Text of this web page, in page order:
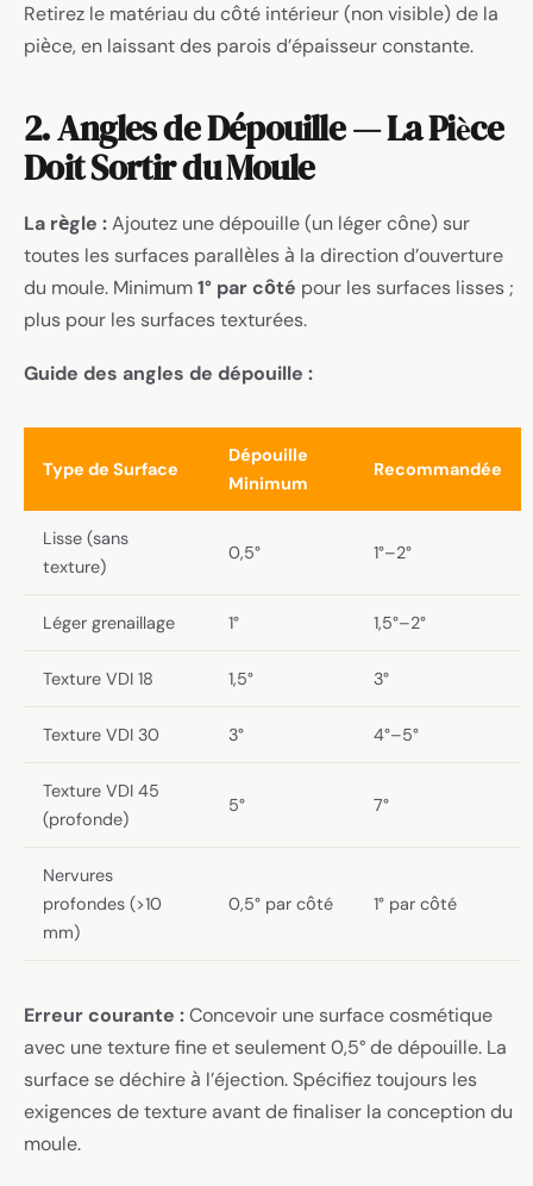
Retirez le matériau du côté intérieur (non visible) de la
pièce, en laissant des parois d’épaisseur constante.
2. Angles de Dépouille — La Pièce
Doit Sortir du Moule
La règle :Ajoutez une dépouille (un léger cône) sur
toutes les surfaces parallèles à la direction d’ouverture
du moule. Minimum1° par côté pour les surfaces lisses ;
plus pour les surfaces texturées.
Guide des angles de dépouille :
Type de Surface
Dépouille
Minimum
Recommandée
Lisse (sans
texture)
0,5° 1°–2°
Léger grenaillage 1° 1,5°–2°
Texture VDI 18 1,5° 3°
Texture VDI 30 3° 4°–5°
Texture VDI 45
(profonde)
5° 7°
Nervures
profondes (>10
mm)
0,5° par côté 1° par côté
Erreur courante :Concevoir une surface cosmétique
avec une texture fine et seulement 0,5° de dépouille. La
surface se déchire à l’éjection. Spécifiez toujours les
exigences de texture avant de finaliser la conception du
moule.